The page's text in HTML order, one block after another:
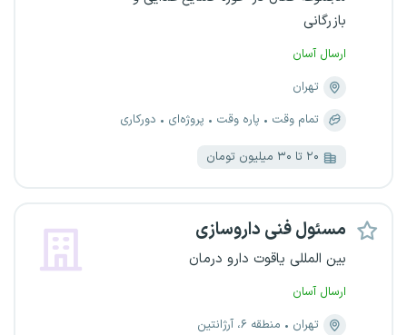
بازرگانی
ارسال آسان
تهران
تمام وقت
پاره وقت پروژه‌ای دورکاری
۲۰ تا ۳۰ میلیون تومان
مسئول فنی داروسازی
بین المللی یاقوت دارو درمان
ارسال آسان
تهران
منطقه ۶، آرژانتین